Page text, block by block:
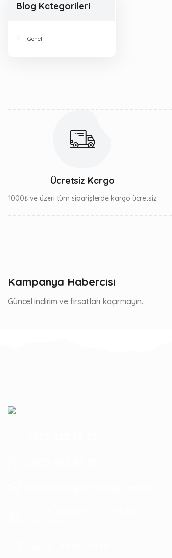
Blog Kategorileri
Genel
Ücretsiz Kargo
1000₺ ve üzeri tüm siparişlerde kargo ücretsiz
Kampanya Habercisi
Güncel indirim ve fırsatları kaçırmayın.